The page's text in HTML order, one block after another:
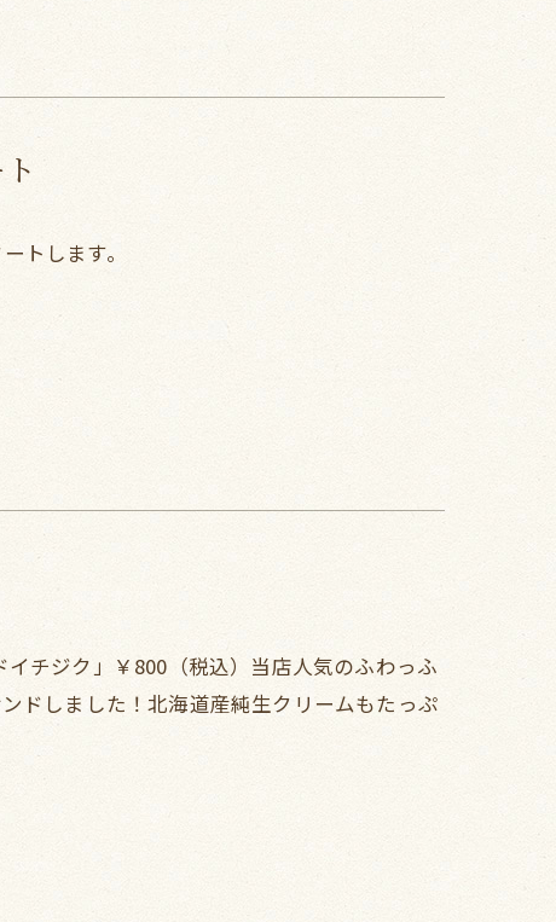
トします。
チジク」￥800（税込）当店人気のふわっふ
ドしました！北海道産純生クリームもたっぷ